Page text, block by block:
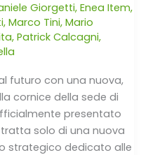
Giorgetti, Enea Item,
, Marco Tini, Mario
, Patrick Calcagni,
futuro con una nuova,
cornice della sede di
presentato
tratta solo di una nuova
strategico dedicato alle